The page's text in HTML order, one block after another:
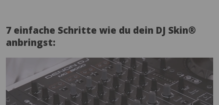
7 einfache Schritte wie du dein DJ Skin®
anbringst: